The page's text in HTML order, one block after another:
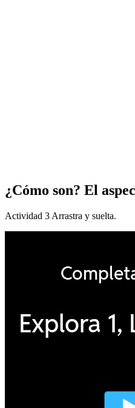
¿Cómo son? El
Actividad 3 Arrastra y suelta.